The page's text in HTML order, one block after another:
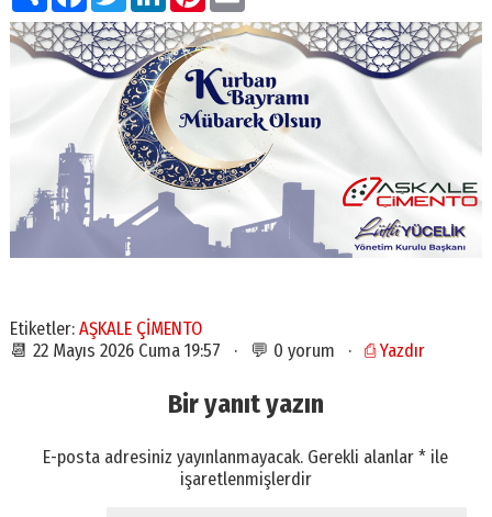
Etiketler: AŞKALE ÇİMENTO
📆 22 Mayıs 2026 Cuma 19:57 · 💬 0 yorum · ⎙ Yazdır
Bir yanıt yazın
E-posta adresiniz yayınlanmayacak. Gerekli alanlar* ile
işaretlenmişlerdir